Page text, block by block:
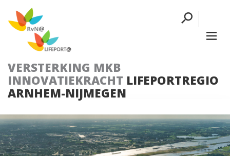
VERSTERKING MKB
INNOVATIEKRACHT LIFEPORTREGIO
ARNHEM-NIJMEGEN